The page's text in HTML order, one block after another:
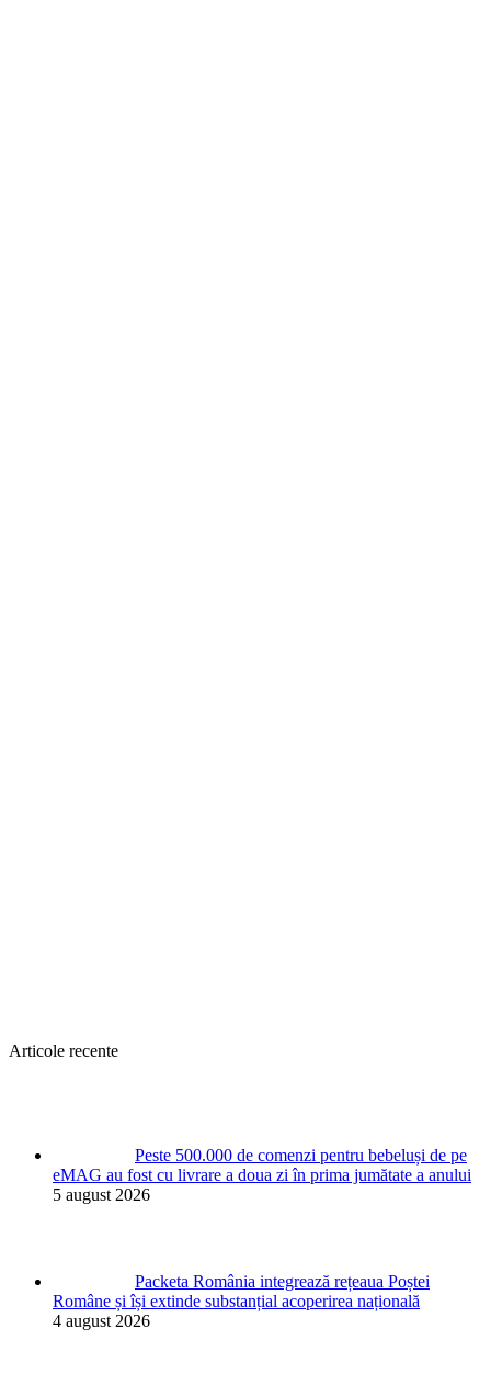
Articole recente
Peste 500.000 de comenzi pentru bebeluși de pe
eMAG au fost cu livrare a doua zi în prima jumătate a anului
5 august 2026
Packeta România integrează rețeaua Poștei
Române și își extinde substanțial acoperirea națională
4 august 2026